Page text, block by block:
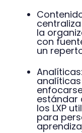
la
con
un
analíticas
estándar
los LXP
para